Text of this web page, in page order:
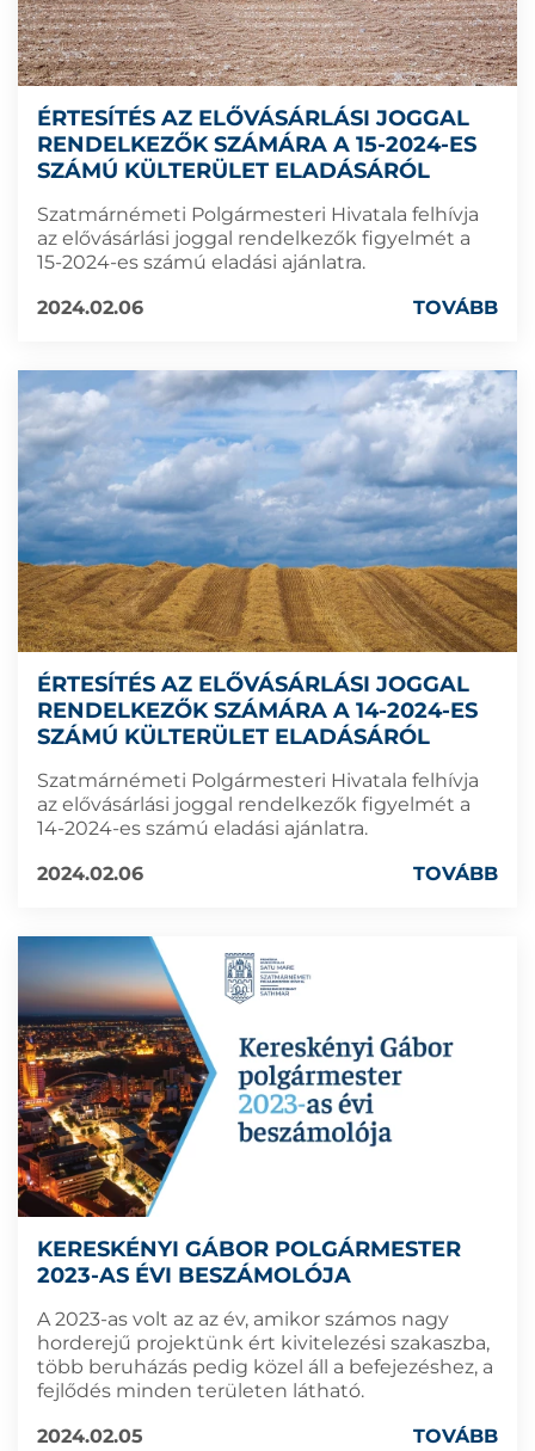
ÉRTESÍTÉS AZ ELŐVÁSÁRLÁSI JOGGAL
RENDELKEZŐK SZÁMÁRA A 15-2024-ES
SZÁMÚ KÜLTERÜLET ELADÁSÁRÓL
Szatmárnémeti Polgármesteri Hivatala felhívja
az elővásárlási joggal rendelkezők figyelmét a
15-2024-es számú eladási ajánlatra.
2024.02.06
TOVÁBB
ÉRTESÍTÉS AZ ELŐVÁSÁRLÁSI JOGGAL
RENDELKEZŐK SZÁMÁRA A 14-2024-ES
SZÁMÚ KÜLTERÜLET ELADÁSÁRÓL
Szatmárnémeti Polgármesteri Hivatala felhívja
az elővásárlási joggal rendelkezők figyelmét a
14-2024-es számú eladási ajánlatra.
2024.02.06
TOVÁBB
KERESKÉNYI GÁBOR POLGÁRMESTER
2023-AS ÉVI BESZÁMOLÓJA
A 2023-as volt az az év, amikor számos nagy
horderejű projektünk ért kivitelezési szakaszba,
több beruházás pedig közel áll a befejezéshez, a
fejlődés minden területen látható.
2024.02.05
TOVÁBB